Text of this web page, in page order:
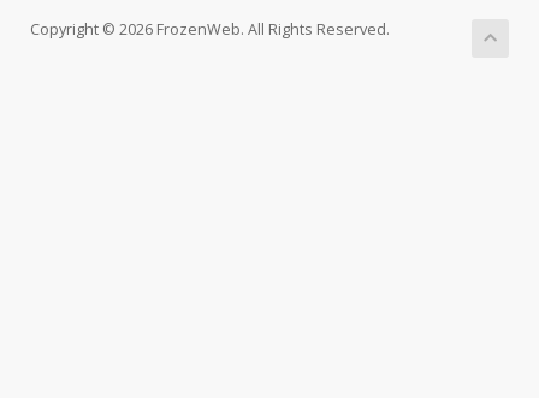
Copyright © 2026 FrozenWeb. All Rights Reserved.